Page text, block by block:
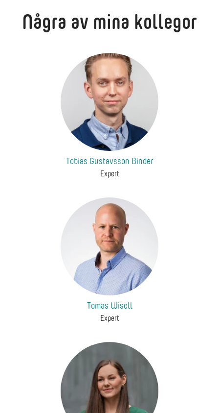
Några av mina kollegor
Tobias Gustavsson Binder
Expert
Tomas Wisell
Expert